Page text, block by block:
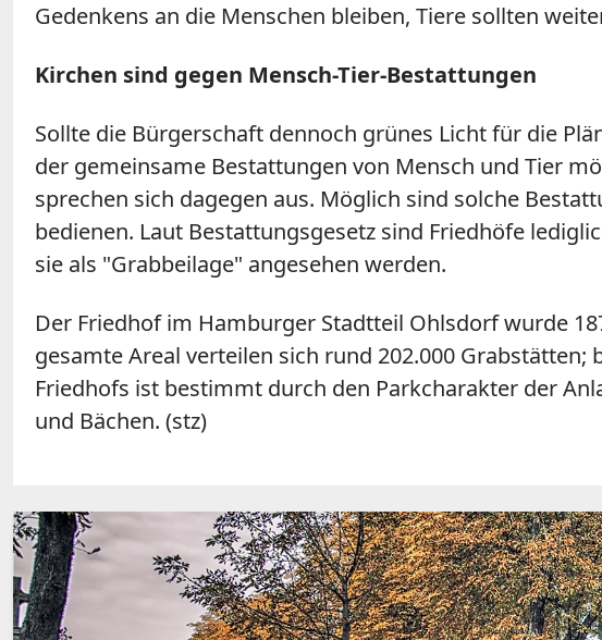
Gedenkens an die Menschen bleiben, Tiere sollten
Kirchen sind gegen Mensch-Tier-Bestattungen
Sollte die Bürgerschaft dennoch grünes Licht für die
der gemeinsame Bestattungen von Mensch und Tier
sprechen sich dagegen aus. Möglich sind solche
bedienen. Laut Bestattungsgesetz sind Friedhöfe
sie als "Grabbeilage" angesehen werden.
Der Friedhof im Hamburger Stadtteil Ohlsdorf wurde
gesamte Areal verteilen sich rund 202.000
Friedhofs ist bestimmt durch den Parkcharakter der
und Bächen. (stz)